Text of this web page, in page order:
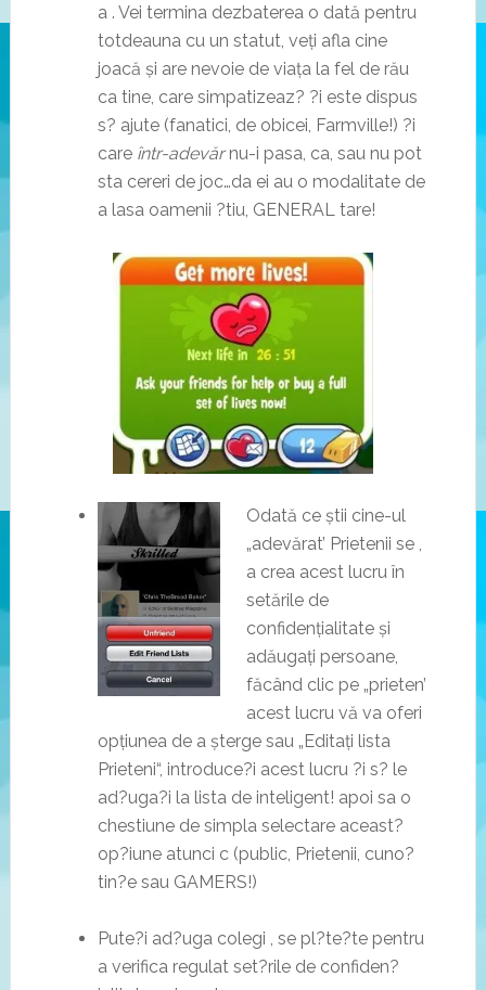
a . Vei termina dezbaterea o dată pentru
totdeauna cu un statut, veți afla cine
joacă și are nevoie de viața la fel de rău
ca tine, care simpatizeaz? ?i este dispus
s? ajute (fanatici, de obicei, Farmville!) ?i
care într-adevărnu-i pasa, ca, sau nu pot
sta cereri de joc…da ei au o modalitate de
a lasa oamenii ?tiu, GENERAL tare!
Odată ce știi cine-ul
„adevărat’ Prietenii se ,
a crea acest lucru în
setările de
confidențialitate și
adăugați persoane,
făcând clic pe „prieten’
acest lucru vă va oferi
opțiunea de a șterge sau „Editați lista
Prieteni“, introduce?i acest lucru ?i s? le
ad?uga?i la lista de inteligent! apoi sa o
chestiune de simpla selectare aceast?
op?iune atunci c (public, Prietenii, cuno?
tin?e sau GAMERS!)
Pute?i ad?uga colegi , se pl?te?te pentru
a verifica regulat set?rile de confiden?